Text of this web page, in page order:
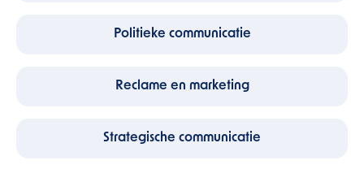
Politieke communicatie
Reclame en marketing
Strategische communicatie